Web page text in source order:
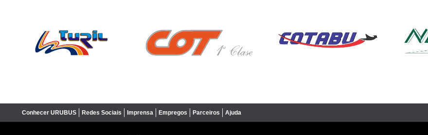
Conhecer URUBUS Redes Sociais Imprensa Empregos Parceiros Ajuda